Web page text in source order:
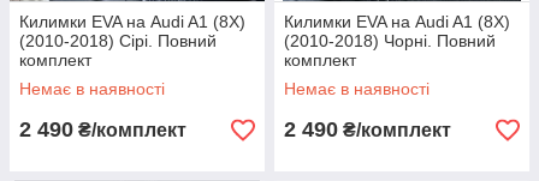
Килимки EVA на Audi A1 (8X)
(2010-2018) Сірі. Повний
комплект
Немає в наявності
2 490 ₴/комплект
Килимки EVA на Audi A1 (8X)
(2010-2018) Чорні. Повний
комплект
Немає в наявності
2 490 ₴/комплект